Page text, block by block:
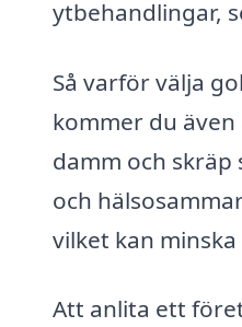
ytbehandlingar,
Så varför välja
kommer du
damm och
och
vilket kan
Att anlita ett